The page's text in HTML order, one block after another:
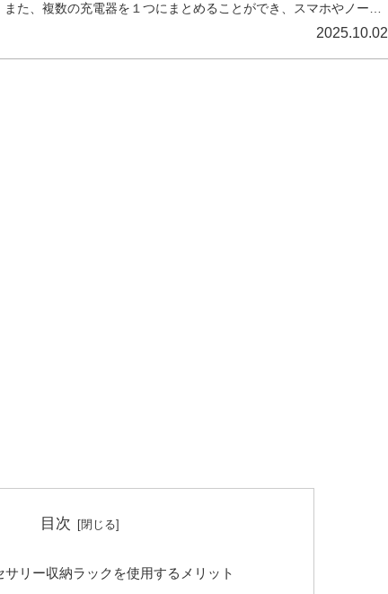
た、複数の充電器を１つにまとめることができ、スマホやノート
きます。 そこで、スイッチ２のACアダプターの選び方とおすすめ
2025.10.02
目次
リー収納ラックを使用するメリット